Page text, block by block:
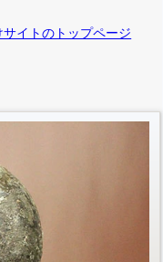
サイトのトップページ